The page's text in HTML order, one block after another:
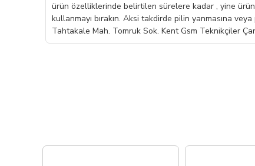
ürün özelliklerinde belirtilen sürelere kadar , yine
kullanmayı bırakın. Aksi takdirde pilin yanmasına
Tahtakale Mah. Tomruk Sok. Kent Gsm Teknikçiler